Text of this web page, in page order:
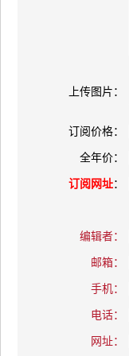
上传图片：
订阅价格：
全年价：
订阅网址：
编辑者：
邮箱：
手机：
电话：
网址：